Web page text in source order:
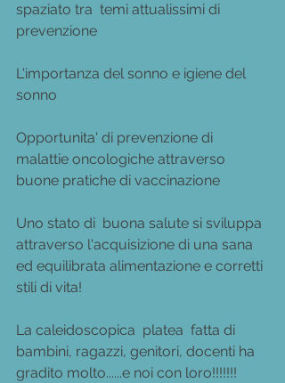
spaziato tra  temi attualissimi di
prevenzione
L'importanza del sonno e igiene del
sonno
Opportunita' di prevenzione di
malattie oncologiche attraverso
buone pratiche di vaccinazione
Uno stato di  buona salute si sviluppa
attraverso l'acquisizione di una sana
ed equilibrata alimentazione e corretti
stili di vita!
La caleidoscopica  platea  fatta di
bambini, ragazzi, genitori, docenti ha
gradito molto......e noi con loro!!!!!!!